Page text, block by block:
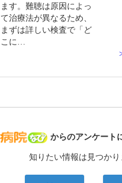
病院なび
からのアンケート
知りたい情報は見つか
ます。難聴は原因によっ
て治療法が異なるため、
まずは詳しい検査で「ど
こに…